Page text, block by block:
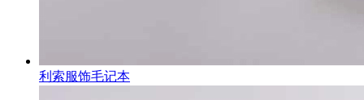
利索服饰毛记本